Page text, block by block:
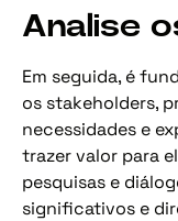
Analise
Em seguida, é
os stakeholders,
necessidades e
trazer valor para
pesquisas e
significativos e